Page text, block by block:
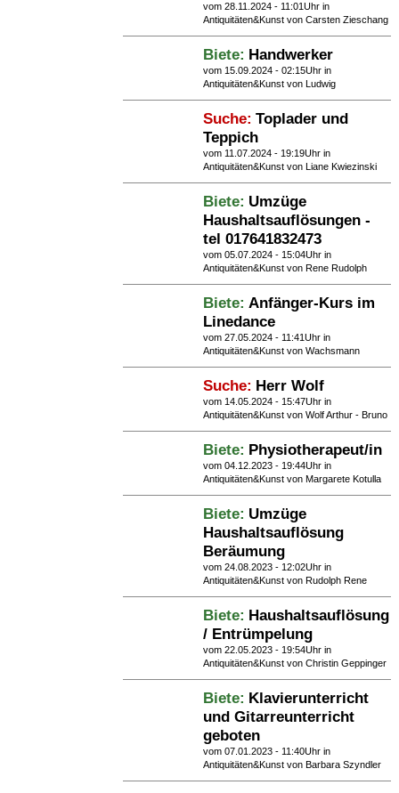
vom 28.11.2024 - 11:01Uhr in
Antiquitäten&Kunst von Carsten Zieschang
Biete: Handwerker
vom 15.09.2024 - 02:15Uhr in
Antiquitäten&Kunst von Ludwig
Suche: Toplader und
Teppich
vom 11.07.2024 - 19:19Uhr in
Antiquitäten&Kunst von Liane Kwiezinski
Biete: Umzüge
Haushaltsauflösungen -
tel 017641832473
vom 05.07.2024 - 15:04Uhr in
Antiquitäten&Kunst von Rene Rudolph
Biete: Anfänger-Kurs im
Linedance
vom 27.05.2024 - 11:41Uhr in
Antiquitäten&Kunst von Wachsmann
Suche: Herr Wolf
vom 14.05.2024 - 15:47Uhr in
Antiquitäten&Kunst von Wolf Arthur - Bruno
Biete: Physiotherapeut/in
vom 04.12.2023 - 19:44Uhr in
Antiquitäten&Kunst von Margarete Kotulla
Biete: Umzüge
Haushaltsauflösung
Beräumung
vom 24.08.2023 - 12:02Uhr in
Antiquitäten&Kunst von Rudolph Rene
Biete: Haushaltsauflösung
/ Entrümpelung
vom 22.05.2023 - 19:54Uhr in
Antiquitäten&Kunst von Christin Geppinger
Biete: Klavierunterricht
und Gitarreunterricht
geboten
vom 07.01.2023 - 11:40Uhr in
Antiquitäten&Kunst von Barbara Szyndler